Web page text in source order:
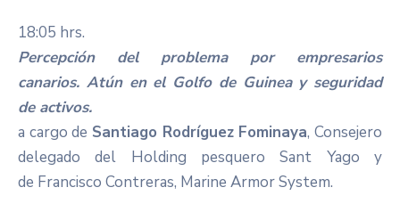
18:05 hrs.
Percepción del problema por empresarios
canarios. Atún en el Golfo de Guinea y seguridad
de activos.
a cargo de Santiago Rodríguez Fominaya, Consejero
delegado del Holding pesquero Sant Yago y
de Francisco Contreras, Marine Armor System.